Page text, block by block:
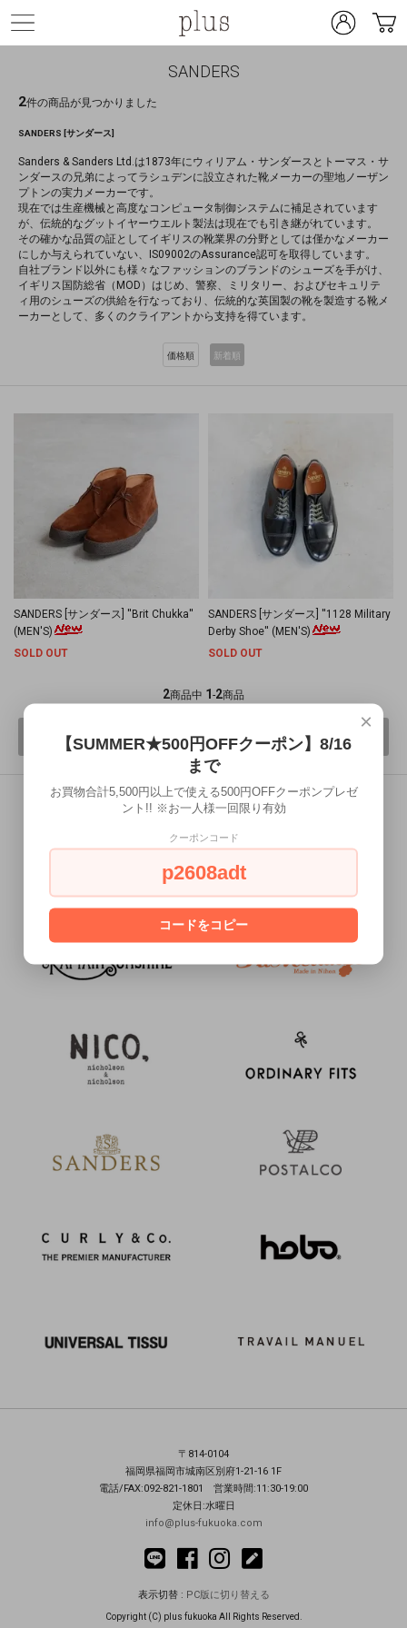
SANDERS
2件の商品が見つかりました
SANDERS [サンダース]
Sanders & Sanders Ltd.は1873年にウィリアム・サンダースとトーマス・サ
ンダースの兄弟によってラシュデンに設立された靴メーカーの聖地ノーザン
プトンの実力メーカーです。
現在では生産機械と高度なコンピュータ制御システムに補足されています
が、伝統的なグットイヤーウエルト製法は現在でも引き継がれています。
その確かな品質の証としてイギリスの靴業界の分野としては僅かなメーカー
にしか与えられていない、IS09002のAssurance認可を取得しています。
自社ブランド以外にも様々なファッションのブランドのシューズを手がけ、
イギリス国防総省（MOD）はじめ、警察、ミリタリー、およびセキュリテ
ィ用のシューズの供給を行なっており、伝統的な英国製の靴を製造する靴メ
ーカーとして、多くのクライアントから支持を得ています。
価格順 新着順
SANDERS [サンダース] ''Brit Chukka''
(MEN'S)
SOLD OUT
SANDERS [サンダース] ''1128 Military
Derby Shoe'' (MEN'S)
SOLD OUT
2商品中 1 -2商品
前へ 次へ
RECOMMEND BRAND
〒814-0104
福岡県福岡市城南区別府1-21-16 1F
電話/FAX:092-821-1801 営業時間:11:30-19:00
定休日:水曜日
info@plus-fukuoka.com
表示切替 : PC版に切り替える
Copyright (C) plus fukuoka All Rights Reserved.
×
【SUMMER★500円OFFクーポン】8/16
まで
お買物合計5,500円以上で使える500円OFFクーポンプレゼ
ント!! ※お一人様一回限り有効
クーポンコード
p2608adt
コードをコピー